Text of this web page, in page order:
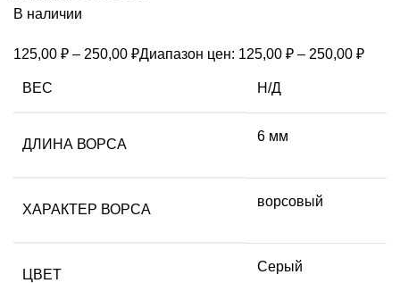
В наличии
125,00 ₽ – 250,00 ₽Диапазон цен: 125,00 ₽ – 250,00 ₽
ВЕС Н/Д
ДЛИНА ВОРСА
6 мм
ХАРАКТЕР ВОРСА
ворсовый
ЦВЕТ
Серый